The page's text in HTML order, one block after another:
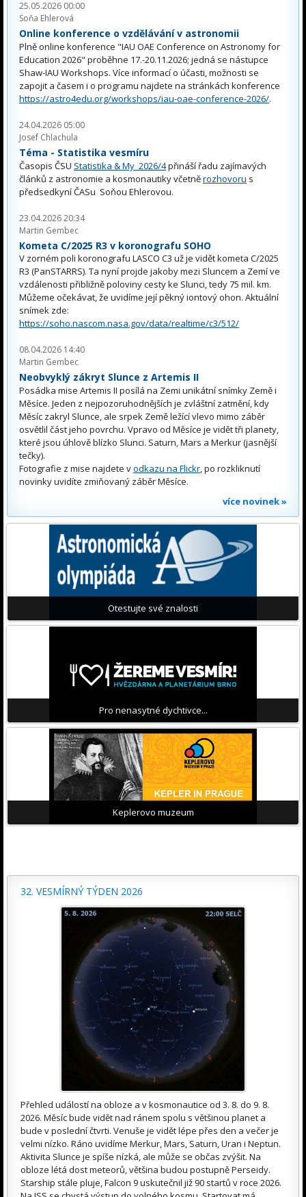
25.05.2026 00:00
Soňa Ehlerová
Online konference o vzdělávání v astronomii
Plně online konference "IAU OAE Conference on Astronomy for
Education 2026" proběhne 17.-20.11.2026; jedná se nástupce
Shaw-IAU Workshops. Více informací o účasti, možnosti se
zapojit a časem i o programu najdete na stránkách konference
https://astro4edu.org/workshops/iau-oae-conference-2026/.
24.04.2026 05:00
Josef Chlachula
Téma - Statistika vesmíru
Časopis ČSU Statistika & My 2026/4přináší řadu zajímavých
článků z astronomie a kosmonautiky včetněrozhovoru s
předsedkyní ČASu Soňou Ehlerovou.
23.04.2026 20:34
Martin Gembec
Kometa C/2025 R3 v koronografu SOHO
V zorném poli koronografu LASCO C3 už je vidět kometa C/2025
R3 (PanSTARRS). Ta nyní projde jakoby mezi Sluncem a Zemí ve
vzdálenosti přibližně poloviny cesty ke Slunci, tedy 75 mil. km.
Můžeme očekávat, že uvidíme její pěkný iontový ohon. Aktuální
snímek zde:
https://soho.nascom.nasa.gov/data/realtime/c3/512/
08.04.2026 14:40
Martin Gembec
Neobvyklý zákryt Slunce z Artemis II
Posádka mise Artemis II posílá na Zemi unikátní snímky Země i
Měsíce. Jeden z nejpozoruhodnějších je zvláštní zatmění, kdy
Měsíc zakryl Slunce, ale srpek Země ležící vlevo mimo záběr
osvětlil část jeho povrchu. Vpravo od Měsíce je vidět tři planety,
které jsou úhlově blízko Slunci. Saturn, Mars a Merkur (jasnější
tečky).
Fotografie z mise najdete vodkazu na Flickr, po rozkliknutí
novinky uvidíte zmiňovaný záběr Měsíce.
více novinek »
Otestujte své znalosti
Pro nenasytné dychtivce...
Keplerovo muzeum
32. VESMÍRNÝ TÝDEN 2026
Přehled událostí na obloze a v kosmonautice od 3. 8. do 9. 8.
2026. Měsíc bude vidět nad ránem spolu s většinou planet a
bude v poslední čtvrti. Venuše je vidět lépe přes den a večer je
velmi nízko. Ráno uvidíme Merkur, Mars, Saturn, Uran i Neptun.
Aktivita Slunce je spíše nízká, ale může se občas zvýšit. Na
obloze létá dost meteorů, většina budou postupně Perseidy.
Starship stále pluje, Falcon 9 uskutečnil již 90 startů v roce 2026.